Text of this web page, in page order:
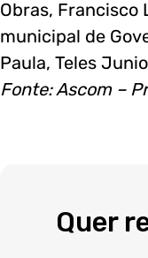
Obras, Francisco
municipal de
Paula, Teles
Fonte: Ascom –
Quer